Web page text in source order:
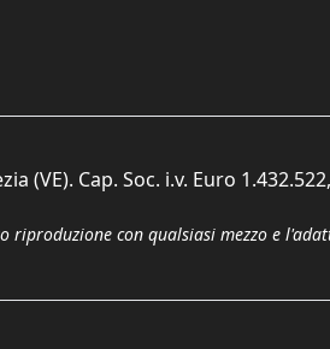
Cap. Soc. i.v. Euro
con qualsiasi mezzo e